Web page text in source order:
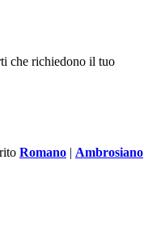
che richiedono il tuo
Romano | Ambrosiano